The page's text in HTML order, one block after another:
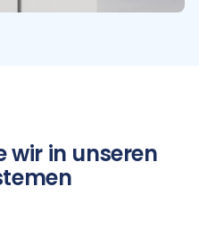
wir in unseren